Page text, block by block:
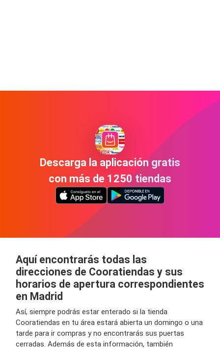
Descarga la aplicación gratis
con más de 1250 tiendas
Aquí encontrarás todas las
direcciones de Cooratiendas y sus
horarios de apertura correspondientes
en Madrid
Así, siempre podrás estar enterado si la tienda
Cooratiendas en tu área estará abierta un domingo o una
tarde para ir compras y no encontrarás sus puertas
cerradas. Además de esta información, también